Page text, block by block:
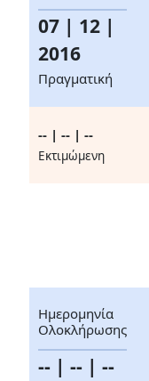
07 | 12 |
2016
Πραγματική
-- | -- | --
Eκτιμώμενη
Ημερομηνία
Ολοκλήρωσης
-- | -- | --